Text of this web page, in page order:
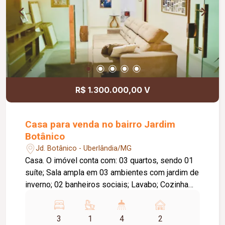
clientes e colaboradores. Um espaço estratégico,
confortável e preparado para impulsionar o
crescimento do seu negócio.
R$ 1.300.000,00 V
Casa para venda no bairro Jardim
Botânico
Jd. Botânico - Uberlândia/MG
Casa. O imóvel conta com: 03 quartos, sendo 01
suíte; Sala ampla em 03 ambientes com jardim de
inverno; 02 banheiros sociais; Lavabo; Cozinha
integrada; Lavanderia com armários; Espaço
gourmet com balcão em granito, armários
3 1 4 2